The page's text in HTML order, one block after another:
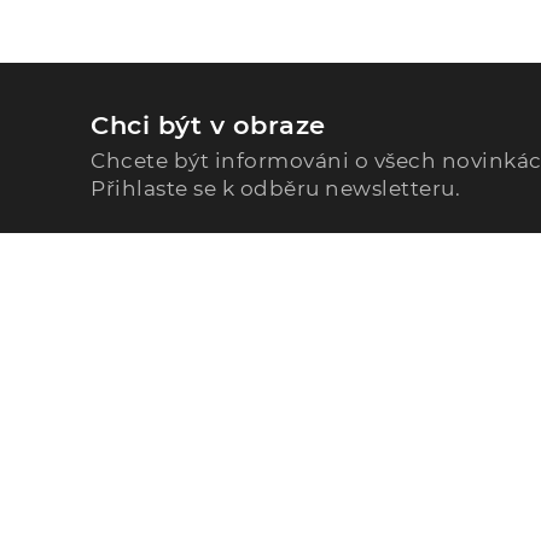
Chci být v obraze
Chcete být informováni o všech
Přihlaste se k odběru newsletteru.